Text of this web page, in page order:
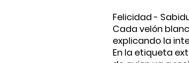
Felicidad -
Cada velón
explicando la
En la etiqueta